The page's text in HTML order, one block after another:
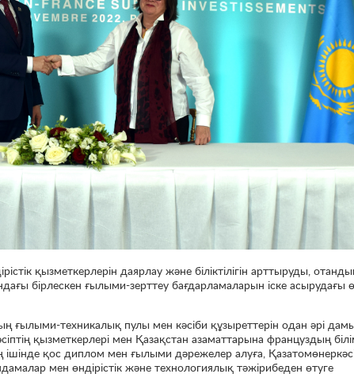
қызметкерлерін даярлау және біліктілігін арттыруды,
бірлескен ғылыми-зерттеу бағдарламаларын іске асырудағы
техникалық пулы мен кәсіби құзыреттерін одан әрі
қызметкерлері мен Қазақстан азаматтарына француздың
ішінде қос диплом мен ғылыми дәрежелер алуға,
мен өндірістік және технологиялық тәжірибеден өтуге